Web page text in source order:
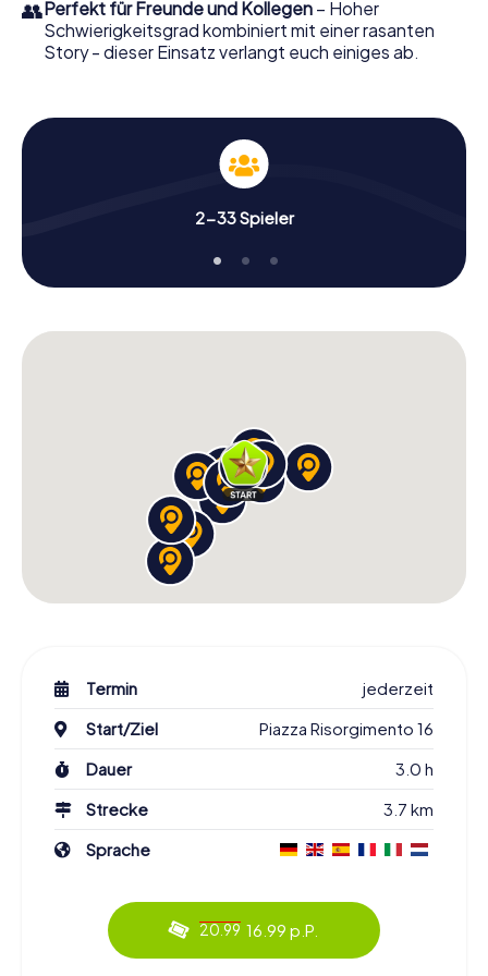
👥Perfekt für Freunde und Kollegen – Hoher
Schwierigkeitsgrad kombiniert mit einer rasanten
Story - dieser Einsatz verlangt euch einiges ab.
2-33 Spieler
Termin
jederzeit
Start/Ziel
Piazza Risorgimento 16
Dauer
3.0 h
Strecke
3.7 km
Sprache
20.99 16.99 p.P.